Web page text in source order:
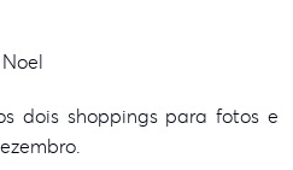
dois shoppings para fotos e